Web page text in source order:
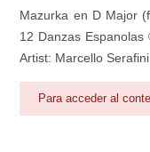
Área personal
Mazurka en D Major
12 Danzas
Artist: Marcello Serafini
Para acceder al